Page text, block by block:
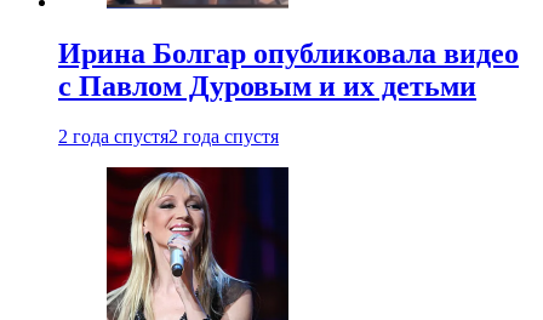
Ирина Болгар опубликовала видео
с Павлом Дуровым и их детьми
2 года спустя2 года спустя